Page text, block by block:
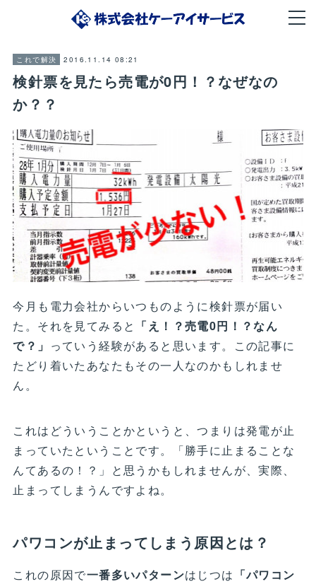
これで解決 2016.11.14 08:21
検針票を見たら売電が0円！？なぜなの
か？？
今月も電力会社からいつものように検針票が届い
た。それを見てみると 「え！？売電0円！？なん
で？」 っていう経験があると思います。この記事に
たどり着いたあなたもその一人なのかもしれませ
ん。
これはどういうことかというと、つまりは発電が止
まっていたということです。「勝手に止まることな
んてあるの！？」と思うかもしれませんが、実際、
止まってしまうんですよね。
パワコンが止まってしまう原因とは？
これの原因で一番多いパターンはじつは 「パワコン